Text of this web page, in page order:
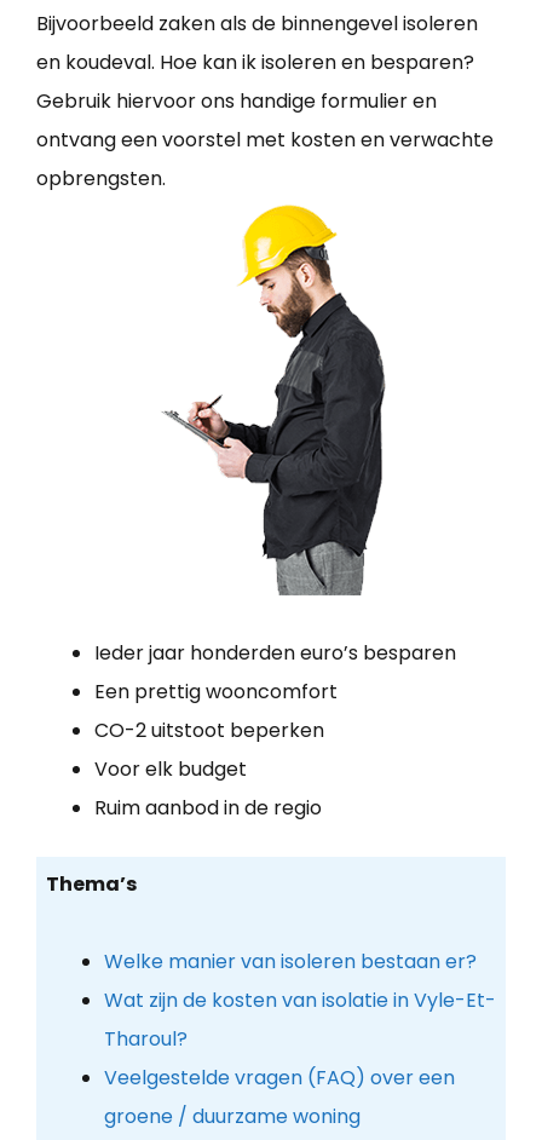
Bijvoorbeeld zaken als de binnengevel isoleren
en koudeval. Hoe kan ik isoleren en besparen?
Gebruik hiervoor ons handige formulier en
ontvang een voorstel met kosten en verwachte
opbrengsten.
Ieder jaar honderden euro’s besparen
Een prettig wooncomfort
CO-2 uitstoot beperken
Voor elk budget
Ruim aanbod in de regio
Thema’s
Welke manier van isoleren bestaan er?
Wat zijn de kosten van isolatie in Vyle-Et-
Tharoul?
Veelgestelde vragen (FAQ) over een
groene / duurzame woning